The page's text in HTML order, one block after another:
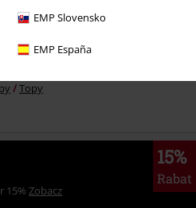
EMP Slovensko
EMP España
Topy
15%
Rabat
15% Zobacz